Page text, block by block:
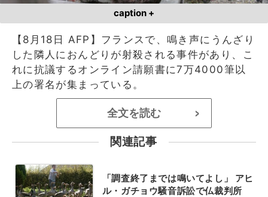
caption +
【8月18日 AFP】フランスで、鳴き声にうんざり
した隣人におんどりが射殺される事件があり、こ
れに抗議するオンライン請願書に7万4000筆以
上の署名が集まっている。
全文を読む >
関連記事
「調査終了までは鳴いてよし」 アヒ
ル・ガチョウ騒音訴訟で仏裁判所